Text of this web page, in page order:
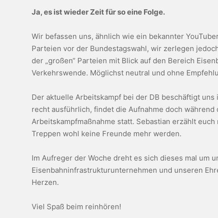
Ja, es ist wieder Zeit für so eine Folge.
Wir befassen uns, ähnlich wie ein bekannter
Parteien vor der Bundestagswahl, wir zerlegen
der „großen“ Parteien mit Blick auf den Bereich
Verkehrswende. Möglichst neutral und ohne
Der aktuelle Arbeitskampf bei der DB beschäftigt uns
recht ausführlich, findet die Aufnahme doch während
Arbeitskampfmaßnahme statt. Sebastian erzählt
Treppen wohl keine Freunde mehr werden.
Im Aufreger der Woche dreht es sich dieses mal um
Eisenbahninfrastrukturunternehmen und unseren
Herzen.
Viel Spaß beim reinhören!